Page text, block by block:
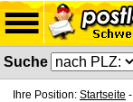
Suche
Ihre Position: Startseite -